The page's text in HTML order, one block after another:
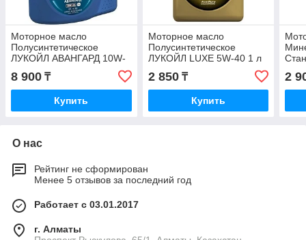
Моторное масло
Полусинтетическое
ЛУКОЙЛ АВАНГАРД 10W-
8 900 ₸
Купить
Моторное масло
Полусинтетическое
ЛУКОЙЛ LUXE 5W-40 1 л
2 850₸
Купить
2
О нас
Рейтинг не сформирован
Менее 5 отзывов за последний год
Работает с 03.01.2017
г. Алматы